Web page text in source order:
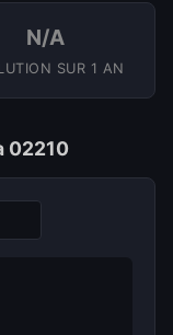
N/A
SUR 1 AN
02210